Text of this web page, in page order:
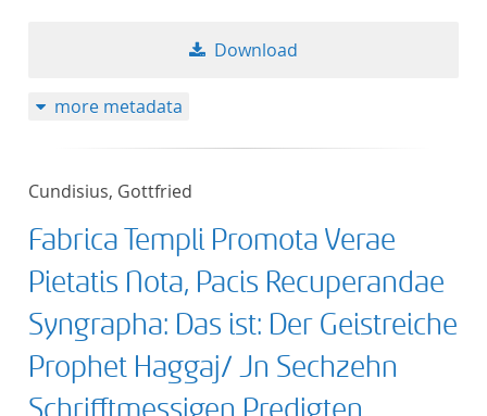
Download
more metadata
Cundisius, Gottfried
Fabrica Templi Promota Verae
Pietatis Nota, Pacis Recuperandae
Syngrapha: Das ist: Der Geistreiche
Prophet Haggaj/ Jn Sechzehn